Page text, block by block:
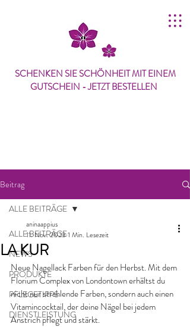
SCHENKEN SIE SCHÖNHEIT MITEINEM
GUTSCHEIN - JETZT BESTELLEN
Beitrag
ALLE BEITRÄGE
NEWS
PRODUKTE
PFLEGETIPPS
DIENSTLEISTUNG
ALLE BEITRÄGE
LA KUR
aninaappius
11. Nov. 20231 Min. Lesezeit
Neue Nagellack Farben für den Herbst. Mit dem
Florium Complex von Londontown erhältst du
nicht nur strahlende Farben, sondern auch einen
Vitamincocktail, der deine Nägel bei jedem
Anstrich pflegt und stärkt.